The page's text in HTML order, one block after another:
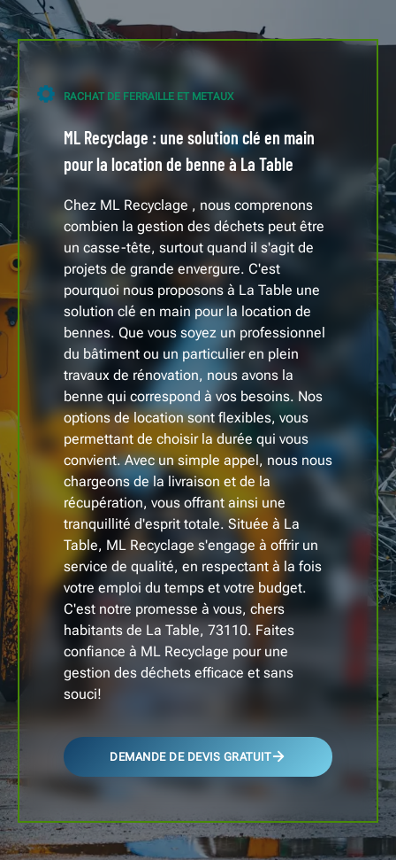
RACHAT DE FERRAILLE ET METAUX
ML Recyclage : une solution clé en main
pour la location de benne à La Table
Chez ML Recyclage , nous comprenons
combien la gestion des déchets peut être
un casse-tête, surtout quand il s'agit de
projets de grande envergure. C'est
pourquoi nous proposons à La Table une
solution clé en main pour la location de
bennes. Que vous soyez un professionnel
du bâtiment ou un particulier en plein
travaux de rénovation, nous avons la
benne qui correspond à vos besoins. Nos
options de location sont flexibles, vous
permettant de choisir la durée qui vous
convient. Avec un simple appel, nous nous
chargeons de la livraison et de la
récupération, vous offrant ainsi une
tranquillité d'esprit totale. Située à La
Table, ML Recyclage s'engage à offrir un
service de qualité, en respectant à la fois
votre emploi du temps et votre budget.
C'est notre promesse à vous, chers
habitants de La Table, 73110. Faites
confiance à ML Recyclage pour une
gestion des déchets efficace et sans
souci!
DEMANDE DE DEVIS GRATUIT